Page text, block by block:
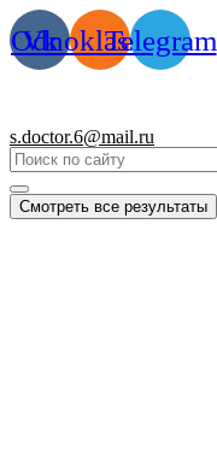
Перейти
к
содержимому
Vk
Odnoklassniki
Telegram
s.doctor.6@mail.ru
Смотреть все результаты